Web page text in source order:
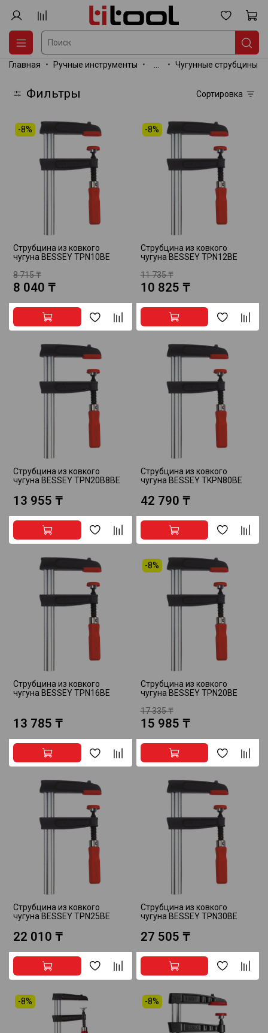
Главная Ручные инструменты Чугунные струбцины
Фильтры Сортировка
-8%
Струбцина из ковкого
чугуна BESSEY TPN10BE
8 715 ₸
8 040 ₸
-8%
Струбцина из ковкого
чугуна BESSEY TPN12BE
11 735 ₸
10 825 ₸
Струбцина из ковкого
чугуна BESSEY TPN20B8BE
13 955 ₸
Струбцина из ковкого
чугуна BESSEY TKPN80BE
42 790 ₸
Струбцина из ковкого
чугуна BESSEY TPN16BE
13 785 ₸
-8%
Струбцина из ковкого
чугуна BESSEY TPN20BE
17 335 ₸
15 985 ₸
Струбцина из ковкого
чугуна BESSEY TPN25BE
22 010 ₸
Струбцина из ковкого
чугуна BESSEY TPN30BE
27 505 ₸
-8% -8%